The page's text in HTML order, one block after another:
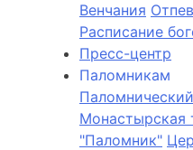
Венчания
Расписание
Пресс-центр
Паломникам
Монастырская
"Паломник"